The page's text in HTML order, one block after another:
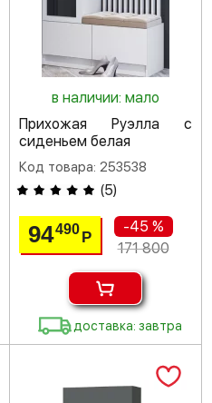
в наличии: мало
Прихожая Руэлла с
сиденьем белая
Код товара: 253538
(5)
94490 Р
-45 %
171 800
доставка: завтра